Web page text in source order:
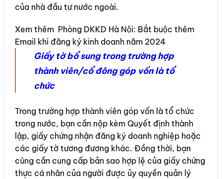
của nhà đầu tư nước ngoài.
Xem thêm Phòng DKKD Hà Nội: Bắt buộc thêm
Email khi đăng ký kinh doanh năm 2024
Giấy tờ bổ sung trong trường hợp
thành viên/cổ đông góp vốn là tổ
chức
Trong trường hợp thành viên góp vốn là tổ chức
trong nước, bạn cần nộp kèm Quyết định thành
lập, giấy chứng nhận đăng ký doanh nghiệp hoặc
các giấy tờ tương đương khác. Đồng thời, bạn
cũng cần cung cấp bản sao hợp lệ của giấy chứng
thực cá nhân của người được ủy quyền quản lý